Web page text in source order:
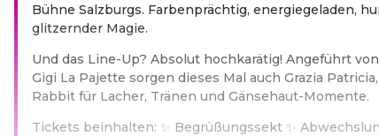
Bühne Salzburgs. Farbenprächtig, energiegeladen,
glitzernder Magie.
Und das Line-Up? Absolut hochkarätig! Angeführt
Gigi La Pajette sorgen dieses Mal auch Grazia
Rabbit für Lacher, Tränen und Gänsehaut-Momente.
Tickets beinhalten: ✨ Begrüßungssekt ✨